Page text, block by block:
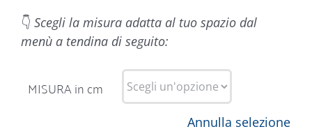
👇 Scegli la misura adatta al tuo spazio dal
menù a tendina di seguito:
MISURA in cm
Annulla selezione